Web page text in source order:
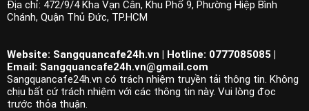
Địa chỉ: 472/9/4 Kha Vạn Cân, Khu Phố 9, Phường Hiệp Bình
Chánh, Quận Thủ Đức, TP.HCM
Website: Sangquancafe24h.vn | Hotline: 0777085085 |
Email: Sangquancafe24h.vn@gmail.com
Sangquancafe24h.vn có trách nhiệm truyền tải thông tin. Không
chịu bất cứ trách nhiệm với các thông tin này. Vui lòng đọc
trước thỏa thuận.